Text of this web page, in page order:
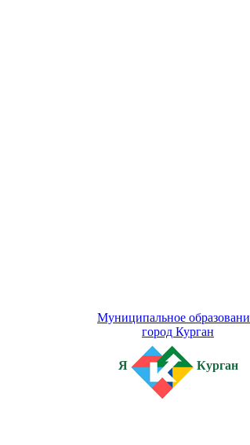
Муниципальное
город Курган
Я Курган